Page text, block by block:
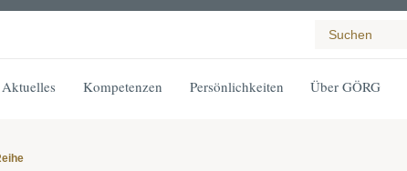
Aktuelles Kompetenzen Persönlichkeiten Über GÖRG